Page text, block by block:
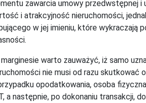
zawarcia umowy przedwstępnej i
i atrakcyjność nieruchomości,
w jej imieniu, które wykraczają
marginesie warto zauważyć, iż samo
nie musi od razu
opodatkowania, osoba
a następnie, po dokonaniu transakcji,